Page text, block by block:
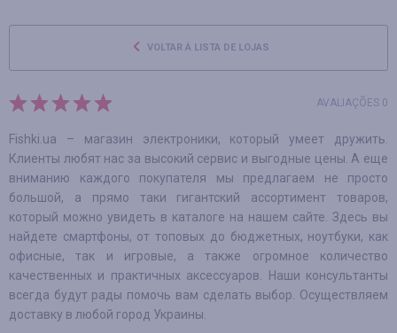
VOLTAR À LISTA DE LOJAS
AVALIAÇÕES 0
Fishki.ua – магазин электроники, который умеет дружить.
Клиенты любят нас за высокий сервис и выгодные цены. А еще
вниманию каждого покупателя мы предлагаем не просто
большой, а прямо таки гигантский ассортимент товаров,
который можно увидеть в каталоге на нашем сайте. Здесь вы
найдете смартфоны, от топовых до бюджетных, ноутбуки, как
офисные, так и игровые, а также огромное количество
качественных и практичных аксессуаров. Наши консультанты
всегда будут рады помочь вам сделать выбор. Осуществляем
доставку в любой город Украины.